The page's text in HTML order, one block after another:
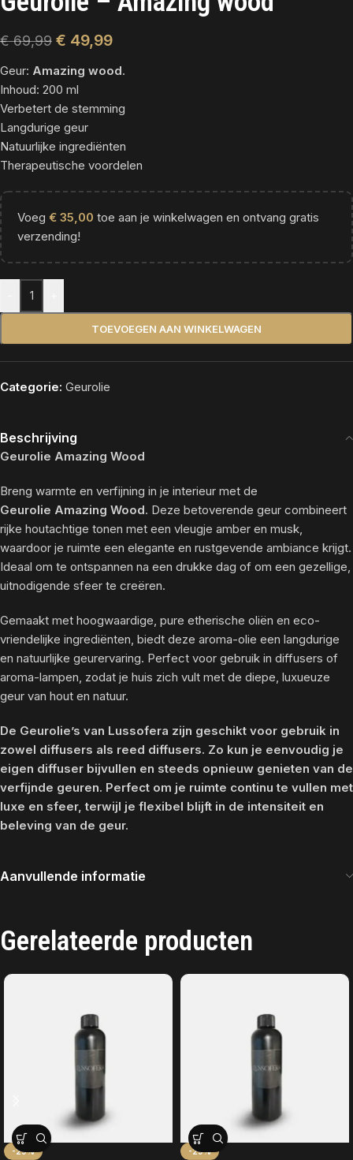
€69,99 € 49,99
Geur: Amazing wood.
Inhoud: 200 ml
Verbetert de stemming
Langdurige geur
Natuurlijke ingrediënten
Therapeutische voordelen
Voeg € 35,00 toe aan je winkelwagen en ontvang gratis
verzending!
TOEVOEGEN AAN WINKELWAGEN
Alternative:
Categorie: Geurolie
Beschrijving
Geurolie Amazing Wood
Breng warmte en verfijning in je interieur met de
Geurolie Amazing Wood. Deze betoverende geur combineert
rijke houtachtige tonen met een vleugje amber en musk,
waardoor je ruimte een elegante en rustgevende ambiance krijgt.
Ideaal om te ontspannen na een drukke dag of om een gezellige,
uitnodigende sfeer te creëren.
Gemaakt met hoogwaardige, pure etherische oliën en eco-
vriendelijke ingrediënten, biedt deze aroma-olie een langdurige
en natuurlijke geurervaring. Perfect voor gebruik in diffusers of
aroma-lampen, zodat je huis zich vult met de diepe, luxueuze
geur van hout en natuur.
De Geurolie’s van Lussofera zijn geschikt voor gebruik in
zowel diffusers als reed diffusers. Zo kun je eenvoudig je
eigen diffuser bijvullen en steeds opnieuw genieten van de
verfijnde geuren. Perfect om je ruimte continu te vullen met
luxe en sfeer, terwijl je flexibel blijft in de intensiteit en
beleving van de geur.
Aanvullende informatie
Gerelateerde producten
-29% -29%